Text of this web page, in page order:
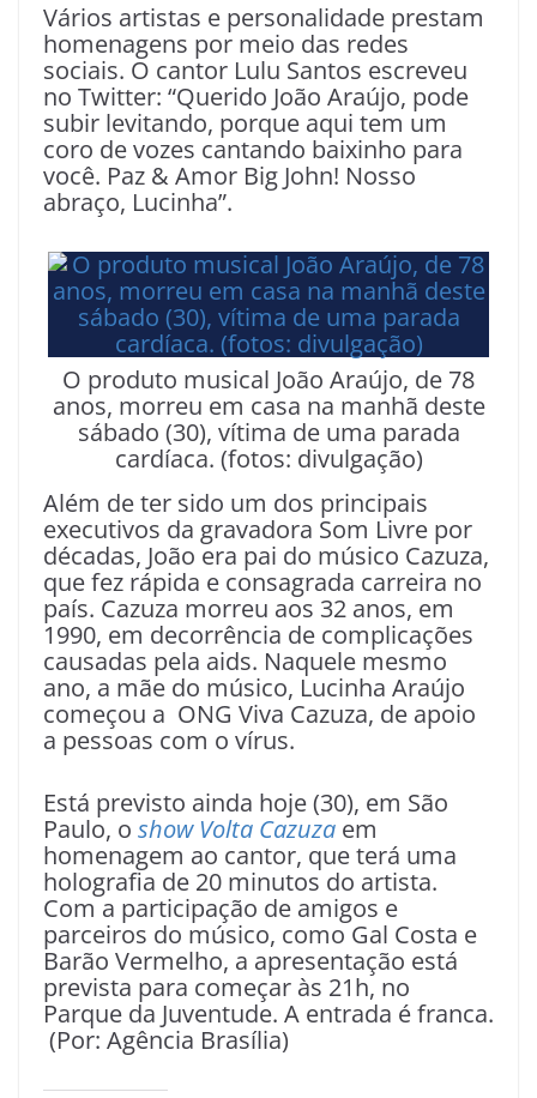
Vários artistas e personalidade prestam
homenagens por meio das redes
sociais. O cantor Lulu Santos escreveu
no Twitter: “Querido João Araújo, pode
subir levitando, porque aqui tem um
coro de vozes cantando baixinho para
você. Paz & Amor Big John! Nosso
abraço, Lucinha”.
O produto musical João Araújo, de 78
anos, morreu em casa na manhã deste
sábado (30), vítima de uma parada
cardíaca. (fotos: divulgação)
Além de ter sido um dos principais
executivos da gravadora Som Livre por
décadas, João era pai do músico Cazuza,
que fez rápida e consagrada carreira no
país. Cazuza morreu aos 32 anos, em
1990, em decorrência de complicações
causadas pela aids. Naquele mesmo
ano, a mãe do músico, Lucinha Araújo
começou a ONG Viva Cazuza, de apoio
a pessoas com o vírus.
Está previsto ainda hoje (30), em São
Paulo, o show Volta Cazuza em
homenagem ao cantor, que terá uma
holografia de 20 minutos do artista.
Com a participação de amigos e
parceiros do músico, como Gal Costa e
Barão Vermelho, a apresentação está
prevista para começar às 21h, no
Parque da Juventude. A entrada é franca.
(Por: Agência Brasília)